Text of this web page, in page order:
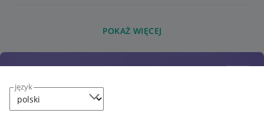
język
POKAŻ WIĘCEJ